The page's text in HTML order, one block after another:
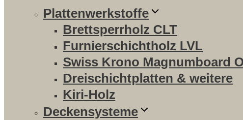
Plattenwerkstoffe
Brettsperrholz CLT
Furnierschichtholz LVL
Swiss Krono Magnumboard
Dreischichtplatten & weitere
Kiri-Holz
Deckensysteme